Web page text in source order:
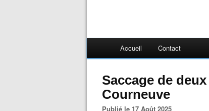
Accueil Contact
Saccage de
Courneuve
Publié le 17 Août 2025